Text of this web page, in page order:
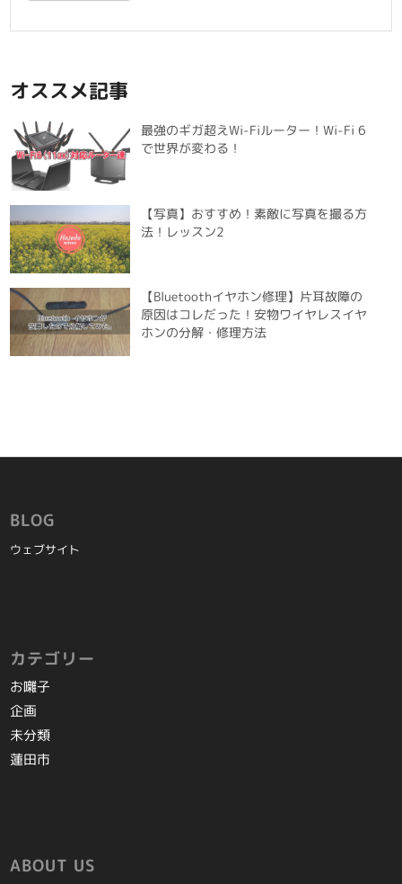
オススメ記事
最強のギガ超えWi-Fiルーター！Wi-Fi 6
で世界が変わる！
【写真】おすすめ！素敵に写真を撮る方
法！レッスン2
【Bluetoothイヤホン修理】片耳故障の
原因はコレだった！安物ワイヤレスイヤ
ホンの分解・修理方法
BLOG
ウェブサイト
カテゴリー
お囃子
企画
未分類
蓮田市
ABOUT US